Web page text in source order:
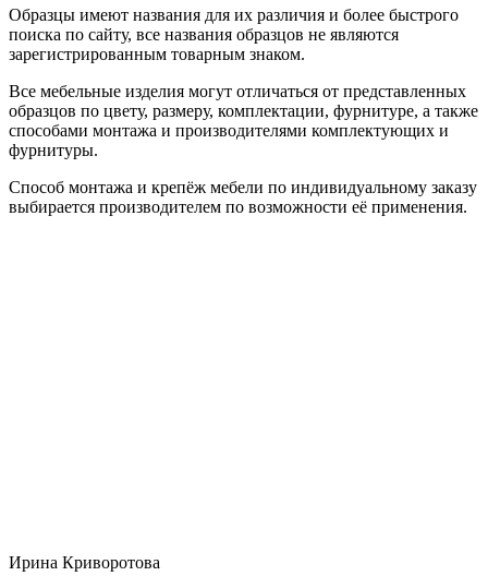
Образцы имеют названия для их различия и более быстрого
поиска по сайту, все названия образцов не являются
зарегистрированным товарным знаком.
Все мебельные изделия могут отличаться от представленных
образцов по цвету, размеру, комплектации, фурнитуре, а также
способами монтажа и производителями комплектующих и
фурнитуры.
Способ монтажа и крепёж мебели по индивидуальному заказу
выбирается производителем по возможности её применения.
Ирина Криворотова